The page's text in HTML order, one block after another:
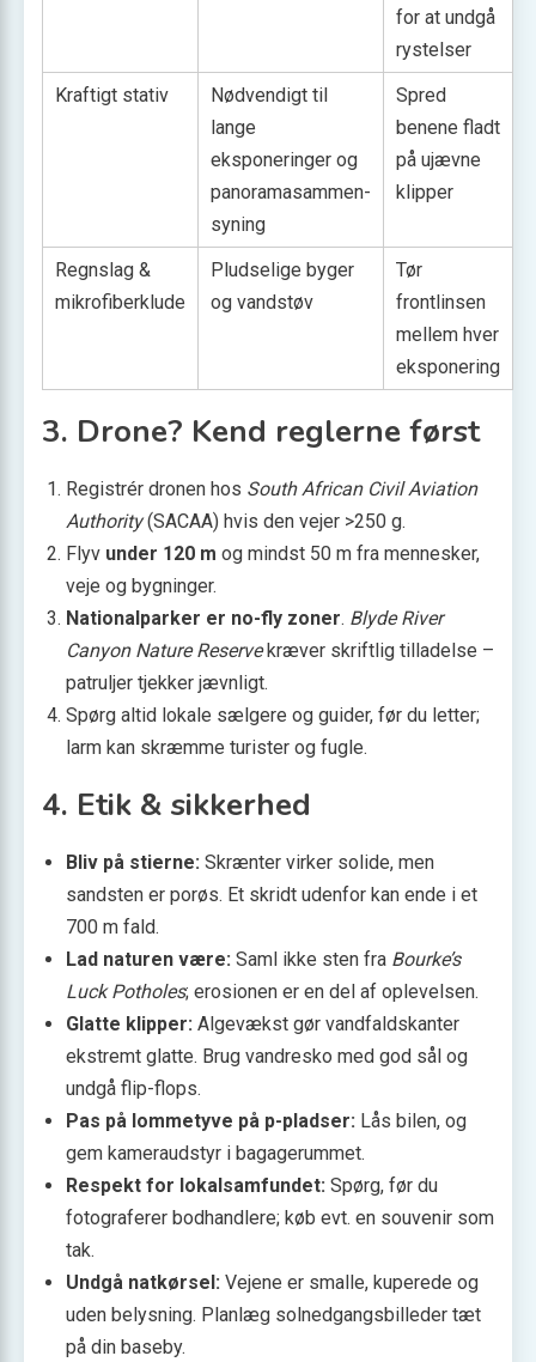
for at undgå
rystelser
Kraftigt stativ
Nødvendigt til
lange
eksponeringer og
panoramasammen-
syning
Spred
benene fladt
på ujævne
klipper
Regnslag &
mikrofiberklude
Pludselige byger
og vandstøv
Tør
frontlinsen
mellem hver
eksponering
3. Drone? Kend reglerne først
Registrér dronen hos South African Civil Aviation
Authority(SACAA) hvis den vejer >250 g.
Flyv under 120 m og mindst 50 m fra mennesker,
veje og bygninger.
Nationalparker er no-fly zoner. Blyde River
Canyon Nature Reservekræver skriftlig tilladelse –
patruljer tjekker jævnligt.
Spørg altid lokale sælgere og guider, før du letter;
larm kan skræmme turister og fugle.
4. Etik & sikkerhed
Bliv på stierne: Skrænter virker solide, men
sandsten er porøs. Et skridt udenfor kan ende i et
700 m fald.
Lad naturen være: Saml ikke sten fra Bourke’s
Luck Potholes; erosionen er en del af oplevelsen.
Glatte klipper: Algevækst gør vandfaldskanter
ekstremt glatte. Brug vandresko med god sål og
undgå flip-flops.
Pas på lommetyve på p-pladser: Lås bilen, og
gem kameraudstyr i bagagerummet.
Respekt for lokalsamfundet: Spørg, før du
fotograferer bodhandlere; køb evt. en souvenir som
tak.
Undgå natkørsel: Vejene er smalle, kuperede og
uden belysning. Planlæg solnedgangsbilleder tæt
på din baseby.